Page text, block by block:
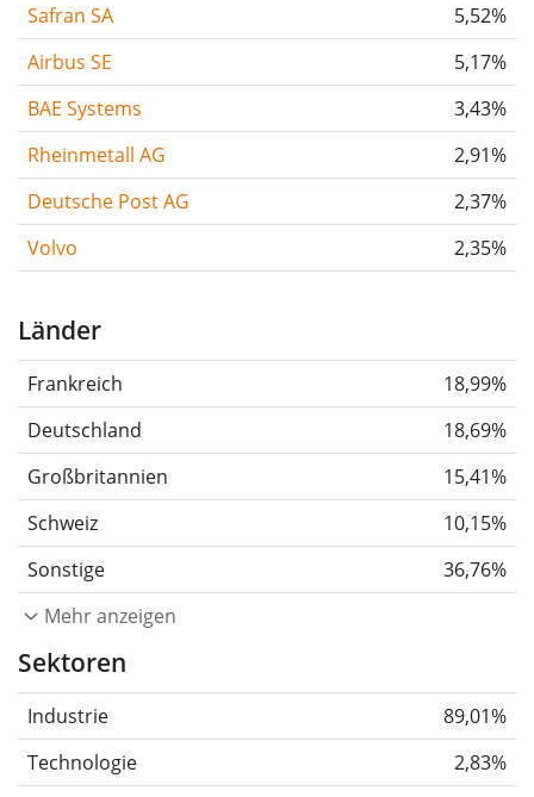
Safran SA
5,52%
Airbus SE
5,17%
BAE Systems
3,43%
Rheinmetall AG
2,91%
Deutsche Post AG
2,37%
Volvo
2,35%
Länder
Frankreich
18,99%
Deutschland
18,69%
Großbritannien
15,41%
Schweiz
10,15%
Sonstige
36,76%
Mehr anzeigen
Sektoren
Industrie
89,01%
Technologie
2,83%